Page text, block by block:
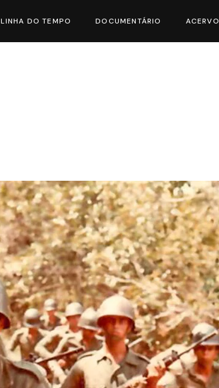
LINHA DO TEMPO DOCUMENTÁRIO ACERVO